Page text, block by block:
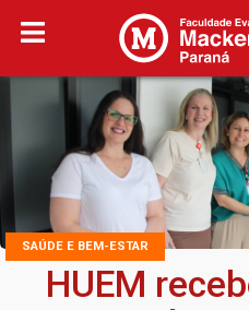
SAÚDE E BEM-ESTAR
HUEM